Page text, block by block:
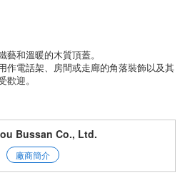
和溫暖的木質頂蓋。
作電話架、房間或走廊的角落裝飾以及其
迎。
Bussan Co., Ltd.
廠商簡介